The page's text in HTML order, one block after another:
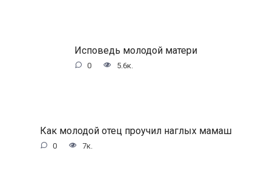
Исповедь молодой матери
0 5.6к.
Как молодой отец проучил наглых мамаш
0 7к.